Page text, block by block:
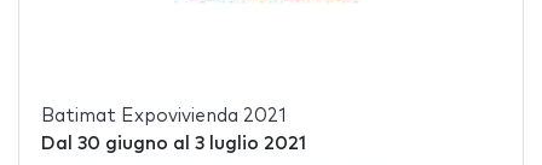
Batimat Expovivienda 2021
Dal 30 giugno al 3 luglio 2021